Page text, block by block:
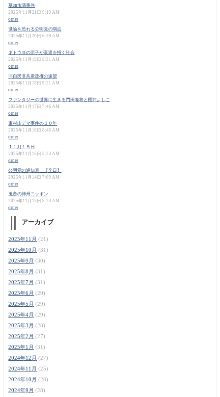
草加市議事件
2025年11月21日 9:19 AM
orner
世論を恐れる公明党の弱点
2025年11月20日 6:49 AM
orner
ネトウヨの面子が衰退を招く社会
2025年11月19日 8:31 AM
orner
非自民非共産政権の遠望
2025年11月18日 9:21 AM
orner
ファンタジーの世界に生きる門田隆将と櫻井よしこ
2025年11月17日 7:46 AM
orner
東村山デマ事件の３０年
2025年11月16日 8:46 AM
orner
１１月１５日
2025年11月15日 5:23 AM
orner
公明党の通知表 【辛口】
2025年11月14日 7:09 AM
orner
鬼畜の神州ニッポン
2025年11月13日 8:23 AM
orner
アーカイブ
2025年11月 (21)
2025年10月 (31)
2025年9月 (30)
2025年8月 (31)
2025年7月 (31)
2025年6月 (29)
2025年5月 (29)
2025年4月 (29)
2025年3月 (28)
2025年2月 (27)
2025年1月 (31)
2024年12月 (27)
2024年11月 (25)
2024年10月 (28)
2024年9月 (28)